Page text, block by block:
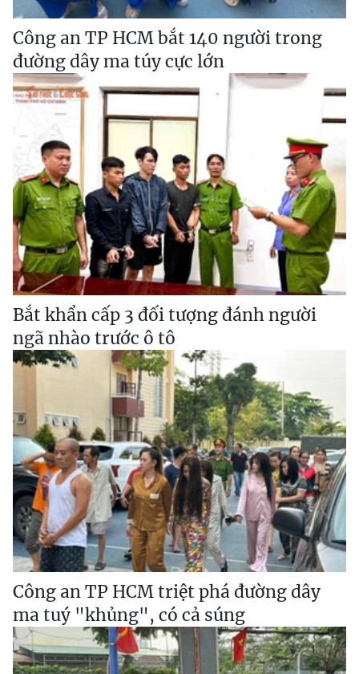
Công an TP HCM bắt 140 người trong
đường dây ma túy cực lớn
Bắt khẩn cấp 3 đối tượng đánh người
ngã nhào trước ô tô
Công an TP HCM triệt phá đường dây
ma tuý "khủng", có cả súng